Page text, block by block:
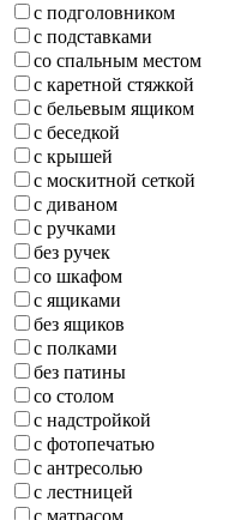
с подголовником
с подставками
со спальным местом
с каретной стяжкой
с бельевым ящиком
с беседкой
с крышей
с москитной сеткой
с диваном
с ручками
без ручек
со шкафом
с ящиками
без ящиков
с полками
без патины
со столом
с надстройкой
с фотопечатью
с антресолью
с лестницей
с матрасом